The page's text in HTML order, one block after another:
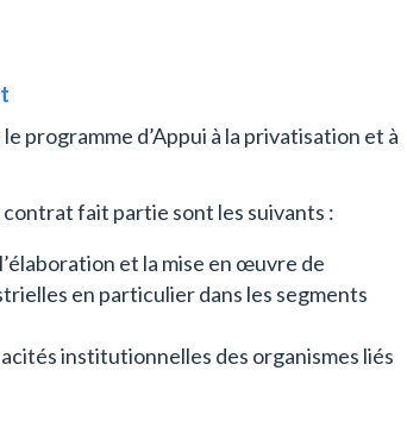
programme d’Appui à la privatisation et à
fait partie sont les suivants :
et la mise en œuvre de
en particulier dans les segments
institutionnelles des organismes liés